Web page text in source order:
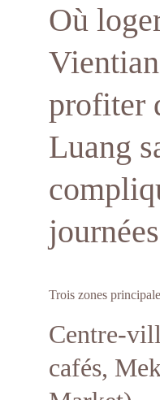
Où
profiter
Luang
journées
Trois zones
Centre-
cafés,